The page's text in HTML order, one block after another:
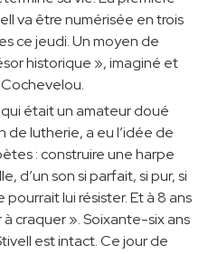
va être numérisée en trois
ce jeudi. Un moyen de
historique », imaginé et
qui était un amateur doué
de lutherie, a eu l’idée de
: construire une harpe
d’un son si parfait, si pur, si
lui résister. Et à 8 ans
à craquer ». Soixante-six ans
est intact. Ce jour de